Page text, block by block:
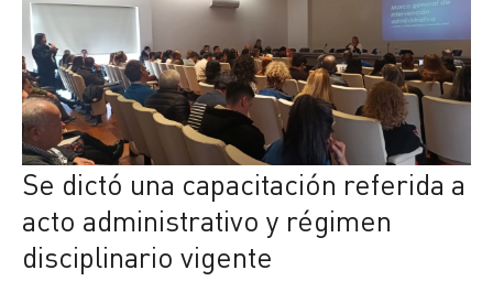
Se dictó una capacitación referida a
acto administrativo y régimen
disciplinario vigente